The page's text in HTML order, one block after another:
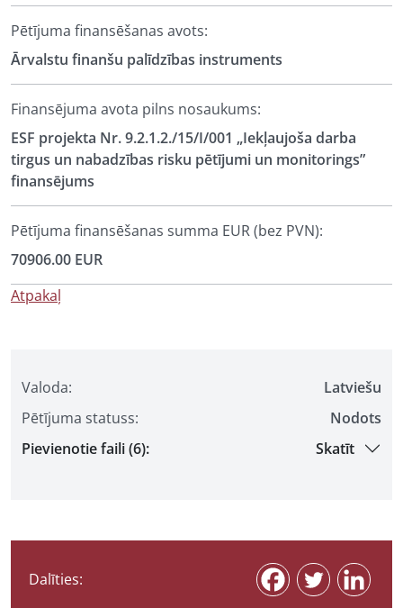
Valoda:
Latviešu
Pētījuma statuss:
Nodots
Pievienotie faili (6):
Skatīt
Dalīties:
Pētījuma finansēšanas avots:
Ārvalstu finanšu palīdzības instruments
Finansējuma avota pilns nosaukums:
ESF projekta Nr. 9.2.1.2./15/I/001 „Iekļaujoša darba
tirgus un nabadzības risku pētījumi un monitorings”
finansējums
Pētījuma finansēšanas summa EUR (bez PVN):
70906.00 EUR
Atpakaļ